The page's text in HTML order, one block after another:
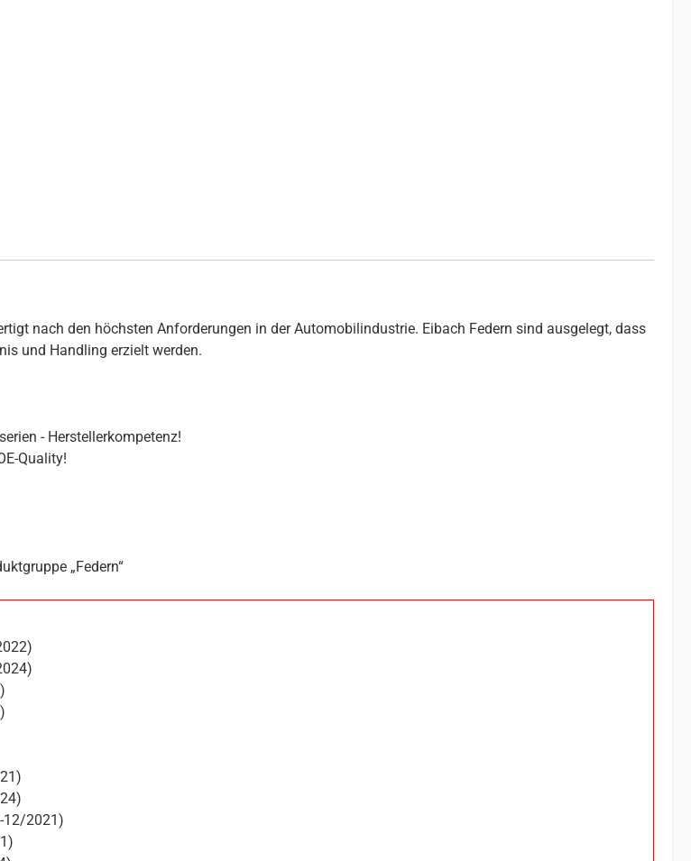
nach den höchsten Anforderungen in der Automobilindustrie. Eibach Federn sind ausgelegt, dass
und Handling erzielt werden.
- Herstellerkompetenz!
Quality!
„Federn“
12/2021)